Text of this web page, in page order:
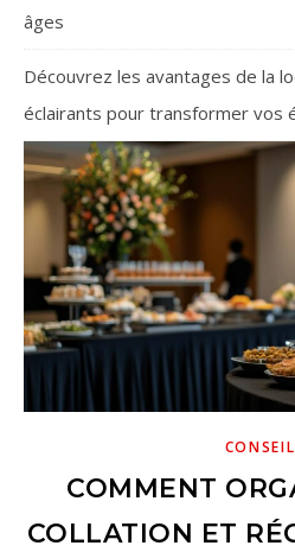
âges
Découvrez les avantages de la
éclairants pour transformer vos
COMMENT
COLLATION ET